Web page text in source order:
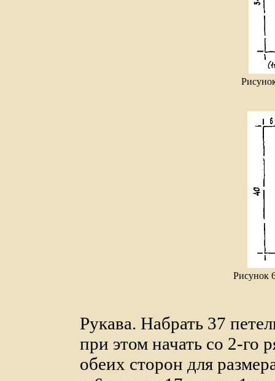
Рисунок
Рукава. Набрать 37
при этом начать со 2-го
обеих сторон для